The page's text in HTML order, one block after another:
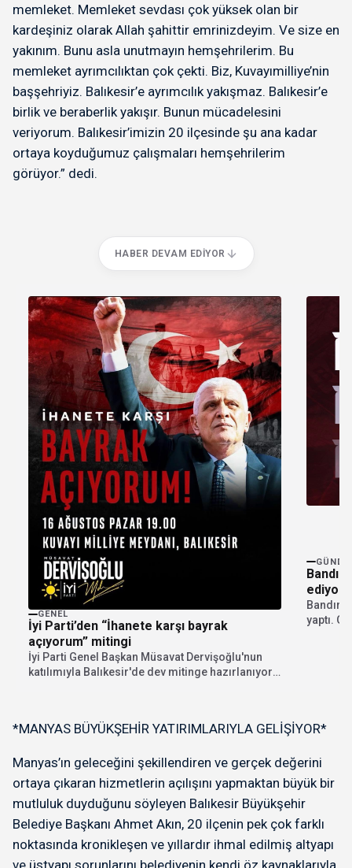
memleket. Memleket sevdası çok yüksek olan bir
kardeşiniz olarak Allah şahittir emrinizdeyim. Ve size en
yakınım. Bunu asla unutmayın hemşehrilerim. Bu
memleket ayrımcılıktan çok çekti. Biz, Kuvayımilliye’nin
başşehriyiz. Balıkesir’e ayrımcılık yakışmaz. Balıkesir’e
birlik ve beraberlik yakışır. Bunun mücadelesini
veriyorum. Balıkesir’imizin 20 ilçesinde şu ana kadar
ortaya koyduğumuz çalışmaları hemşehrilerim
görüyor.” dedi.
HABER DEVAM EDIYOR
GENEL
İyi Parti’den “İhanete karşı bayrak
açıyorum” mitingi
İyi Parti Genel Başkan Müsavat Dervişoğlu'nun
katılımıyla Balıkesir'de dev mitinge hazırlanıyor.
ediyor
yaptı.
*MANYAS BÜYÜKŞEHİR YATIRIMLARIYLA GELİŞİYOR*
Manyas’ın geleceğini şekillendiren ve gerçek değerini
ortaya çıkaran hizmetlerin açılışını yapmaktan büyük bir
mutluluk duyduğunu söyleyen Balıkesir Büyükşehir
Belediye Başkanı Ahmet Akın, 20 ilçenin pek çok farklı
noktasında kronikleşen ve yıllardır ihmal edilmiş altyapı
ve üstyapı sorunlarını belediyenin kendi öz kaynaklarıyla